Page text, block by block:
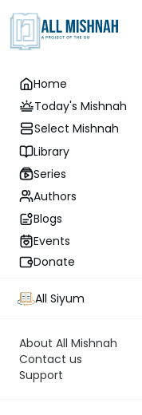
Home
Today's Mishnah
Select Mishnah
Library
Series
Authors
Blogs
Events
Donate
All Siyum
About All Mishnah
Contact us
Support
Rabbi Dr.